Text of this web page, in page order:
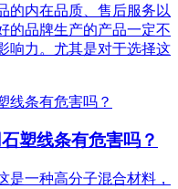
的内在品质、售后服务以
的品牌生产的产品一定不
响力。尤其是对于选择这
塑线条有危害吗？
是一种高分子混合材料，